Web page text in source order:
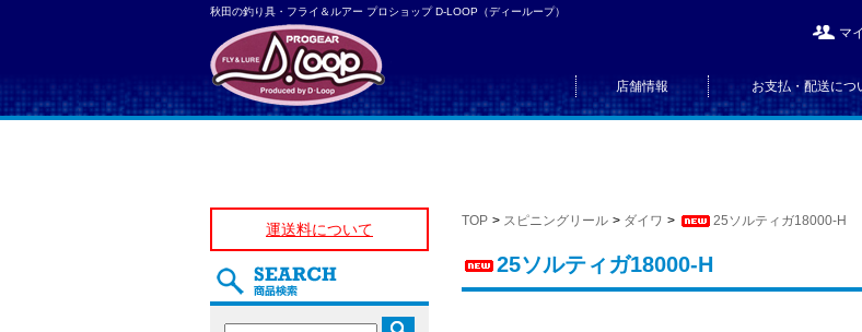
秋田の釣り具・フライ＆ルアー プロショップ D-LOOP（ディーループ）
マ
店舗情報 お支払・配送につ
TOP > スピニングリール > ダイワ > 25ソルティガ18000-H
25ソルティガ18000-H
運送料について